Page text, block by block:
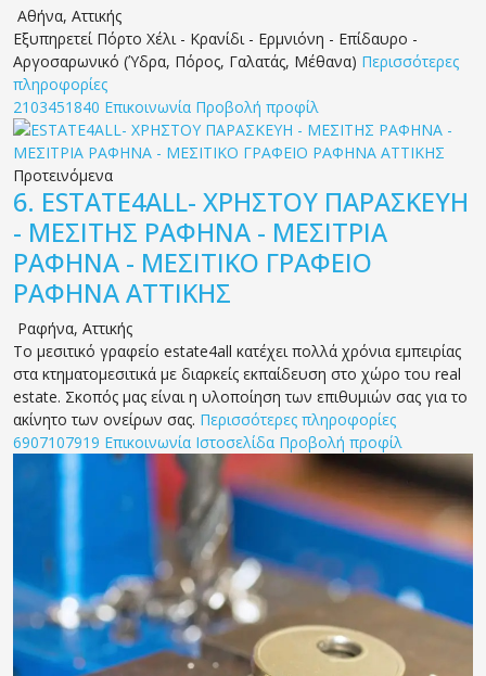
Αθήνα, Αττικής
Εξυπηρετεί Πόρτο Χέλι - Κρανίδι - Ερμνιόνη - Επίδαυρο -
Αργοσαρωνικό (Ύδρα, Πόρος, Γαλατάς, Μέθανα) Περισσότερες
πληροφορίες
2103451840 Επικοινωνία Προβολή προφίλ
Προτεινόμενα
6. ESTATE4ALL- ΧΡΗΣΤΟΥ ΠΑΡΑΣΚΕΥΗ
- ΜΕΣΙΤΗΣ ΡΑΦΗΝΑ - ΜΕΣΙΤΡΙΑ
ΡΑΦΗΝΑ - ΜΕΣΙΤΙΚΟ ΓΡΑΦΕΙΟ
ΡΑΦΗΝΑ ΑΤΤΙΚΗΣ
Ραφήνα, Αττικής
Το μεσιτικό γραφείο estate4all κατέχει πολλά χρόνια εμπειρίας
στα κτηματομεσιτικά με διαρκείς εκπαίδευση στο χώρο του real
estate. Σκοπός μας είναι η υλοποίηση των επιθυμιών σας για το
ακίνητο των ονείρων σας. Περισσότερες πληροφορίες
6907107919 Επικοινωνία Ιστοσελίδα Προβολή προφίλ